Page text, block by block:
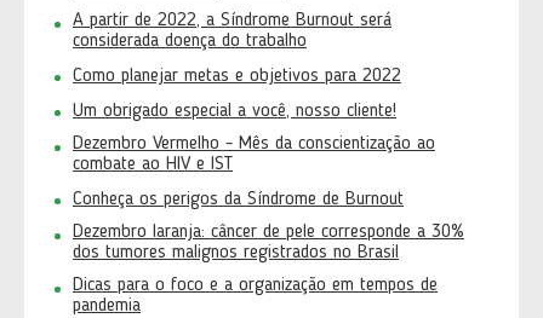
A partir de 2022, a Síndrome Burnout será
considerada doença do trabalho
Como planejar metas e objetivos para 2022
Um obrigado especial a você, nosso cliente!
Dezembro Vermelho - Mês da conscientização ao
combate ao HIV e IST
Conheça os perigos da Síndrome de Burnout
Dezembro laranja: câncer de pele corresponde a 30%
dos tumores malignos registrados no Brasil
Dicas para o foco e a organização em tempos de
pandemia